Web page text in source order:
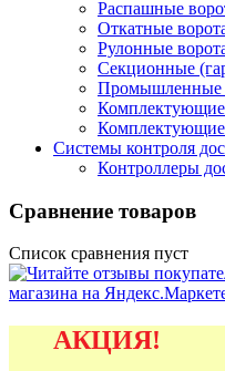
Распашные
Откатные
Рулонные
Секционные
Промышленные
Комплектующие
Комплектующие
Системы контроля
Контроллеры
Сравнение товаров
Список сравнения пуст
АКЦИЯ!